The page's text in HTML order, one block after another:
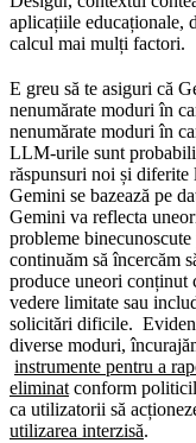
aplicațiile educaționale,
calcul mai mulți factori.
E greu să te asiguri că
nenumărate moduri în
nenumărate moduri în
LLM-urile sunt
răspunsuri noi și
Gemini se bazează pe
Gemini va reflecta
probleme
continuăm să încercăm
produce uneori conținut
vedere limitate sau
solicitări dificile.
diverse moduri,
instrumente pentru a
eliminat conform
ca utilizatorii să
utilizarea interzisă.